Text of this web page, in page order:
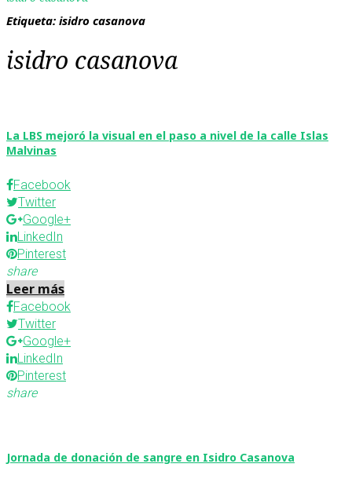
Etiqueta: isidro casanova
isidro casanova
La LBS mejoró la visual en el paso a nivel de la calle Islas
Malvinas
Facebook
Twitter
Google+
LinkedIn
Pinterest
share
Leer más
Facebook
Twitter
Google+
LinkedIn
Pinterest
share
Jornada de donación de sangre en Isidro Casanova